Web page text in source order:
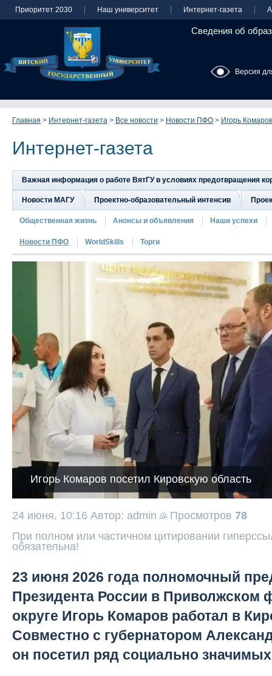
Приоритет 2030 Наш университет Интернет-газета
Сведения об
Версия
Главная > Интернет-газета > Все новости > Новости ПФО > Игорь
Интернет-газета
Важная информация о работе ВятГУ в условиях предотвращения
Новости МАГУ Проектно-образовательный интенсив
Общественная жизнь Анонсы и объявления Наши успехи
Новости ПФО WorldSkills Торги
Игорь Комаров посетил Кировскую область
24 июня, 10:16 Автор: admin Просмотров 78
При полном или частичном цитировании
обязательна!
23 июня 2026 года полномочный
Президента России в Приволжском
округе Игорь Комаров работал в
Совместно с губернатором
он посетил ряд социально